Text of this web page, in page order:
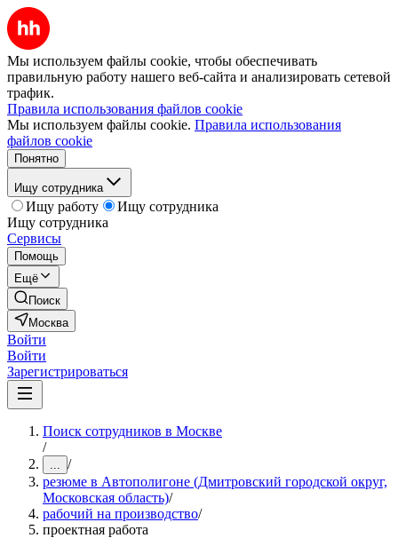
Мы используем файлы cookie, чтобы обеспечивать
правильную работу нашего веб-сайта и анализировать сетевой
трафик.
Правила использования файлов cookie
Мы используем файлы cookie. Правила использования
файлов cookie
Понятно
Ищу сотрудника
Ищу работу
Ищу сотрудника
Ищу сотрудника
Сервисы
Помощь
Ещё
Поиск
Москва
Войти
Войти
Зарегистрироваться
Поиск сотрудников в Москве
/
... /
резюме в Автополигоне (Дмитровский городской округ,
Московская область)/
рабочий на производство/
проектная работа